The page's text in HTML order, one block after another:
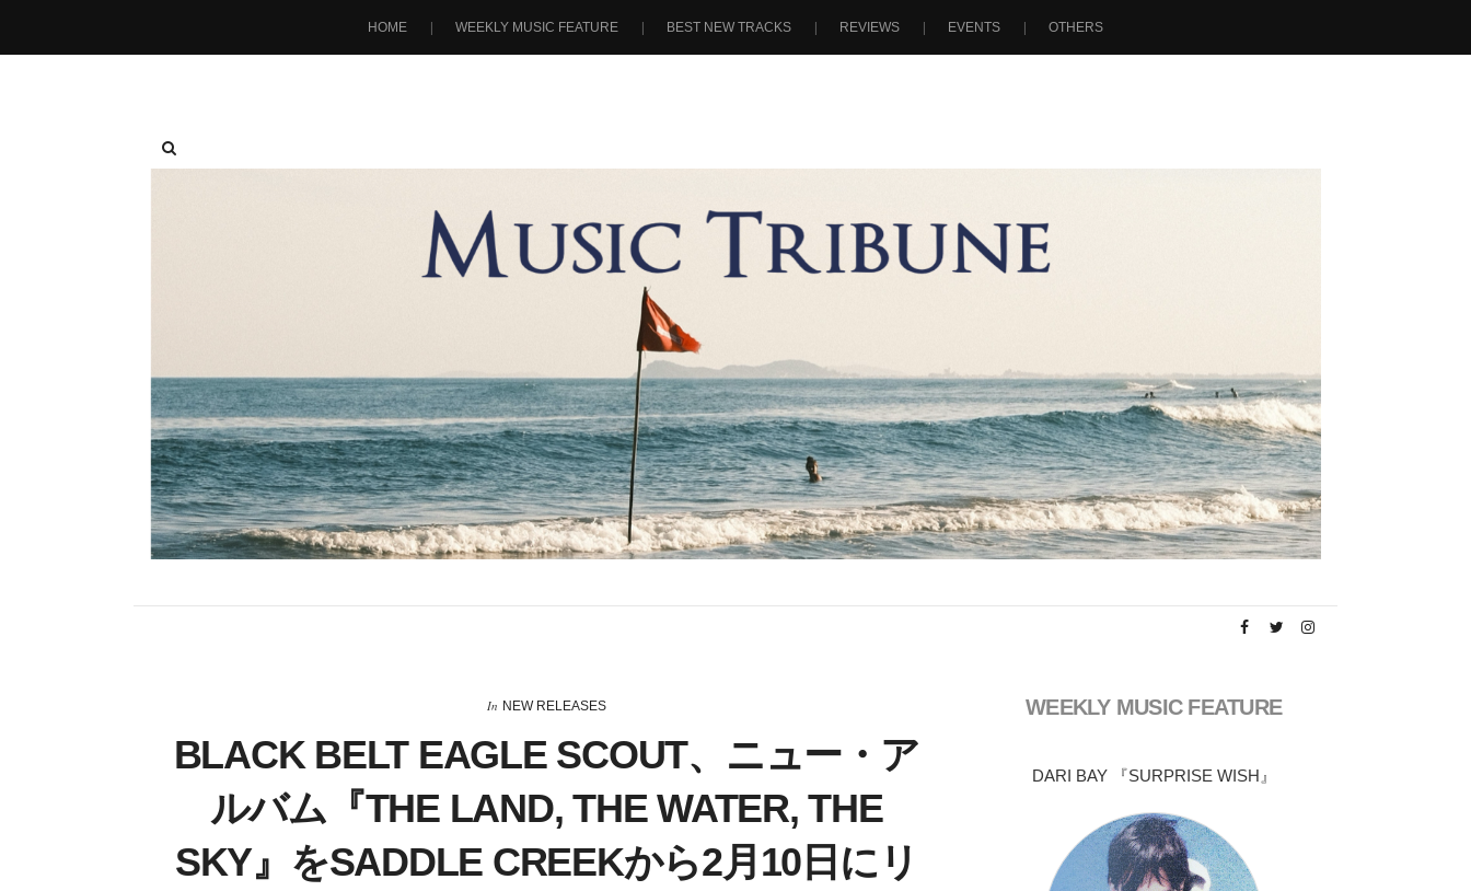
HOME WEEKLY MUSIC FEATURE BEST NEW TRACKS REVIEWS EVENTS OTHERS
In NEW RELEASES
BLACK BELT EAGLE SCOUT、ニュー・ア
ルバム『THE LAND, THE WATER, THE
SKY』をSADDLE CREEKから2月10日にリ
WEEKLY MUSIC FEATURE
DARI BAY 『SURPRISE WISH』